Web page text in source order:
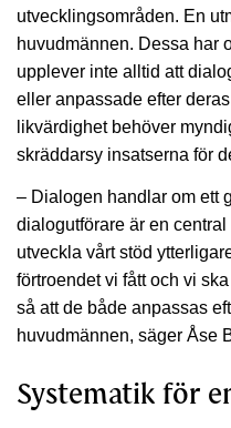
utvecklingsområden. En
huvudmännen. Dessa har
upplever inte alltid att
eller anpassade efter
likvärdighet behöver
skräddarsy insatserna för
– Dialogen handlar om ett
dialogutförare är en
utveckla vårt stöd
förtroendet vi fått och vi
så att de både anpassas
huvudmännen, säger Åse
Systematik för